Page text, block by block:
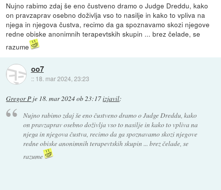
Nujno rabimo zdaj še eno čustveno dramo o Judge Dreddu, kako
on pravzaprav osebno doživlja vso to nasilje in kako to vpliva na
njega in njegova čustva, recimo da ga spoznavamo skozi njegove
redne obiske anonimnih terapevtskih skupin ... brez čelade, se
razume
oo7
:: 18. mar 2024, 23:23
Gregor P je 18. mar 2024 ob 23:17izjavil:
Nujno rabimo zdaj še eno čustveno dramo o Judge Dreddu, kako
on pravzaprav osebno doživlja vso to nasilje in kako to vpliva na
njega in njegova čustva, recimo da ga spoznavamo skozi njegove
redne obiske anonimnih terapevtskih skupin ... brez čelade, se
razume